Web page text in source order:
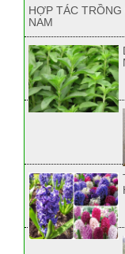
HỢP TÁC
NAM